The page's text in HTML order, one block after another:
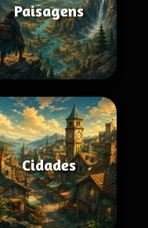
Paisagens
Cidades